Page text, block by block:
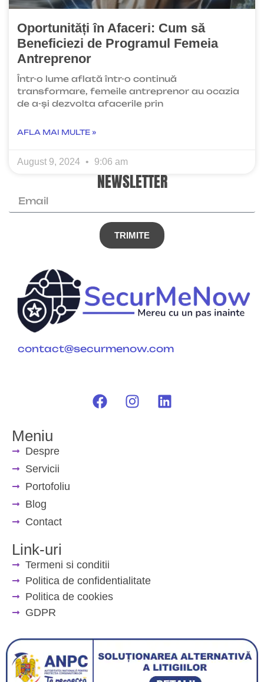
NEWSLETTER
TRIMITE
Oportunități în Afaceri: Cum să
Beneficiezi de Programul Femeia
Antreprenor
Într-o lume aflată într-o continuă
transformare, femeile antreprenor au ocazia
de a-și dezvolta afacerile prin
AFLA MAI MULTE »
August 9, 2024 9:06 am
contact@securmenow.com
Meniu
Despre
Servicii
Portofoliu
Blog
Contact
Link-uri
Termeni si conditii
Politica de confidentialitate
Politica de cookies
GDPR